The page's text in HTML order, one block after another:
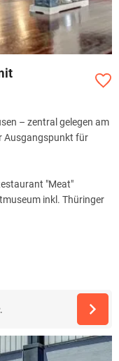
– zentral gelegen am
Ausgangspunkt für
"Meat"
inkl. Thüringer